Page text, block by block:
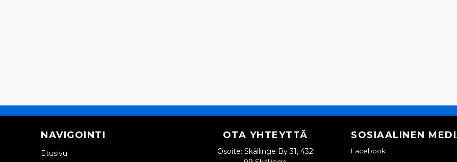
NAVIGOINTI
Etusivu
OTA YHTEYTTÄ
Osoite: Skällinge By 31, 432
SOSIAALINEN
Facebook